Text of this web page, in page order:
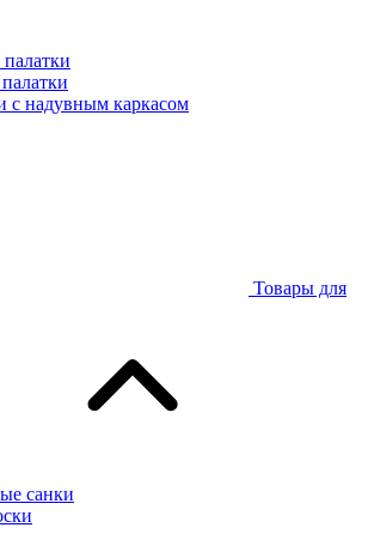
с надувным каркасом
Товары для
санки